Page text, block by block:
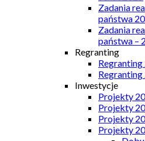
Zadania
państwa
Zadania
państwa –
Regranting
Regranting
Inwestycje
Projekty
Projekty
Projekty
Projekty